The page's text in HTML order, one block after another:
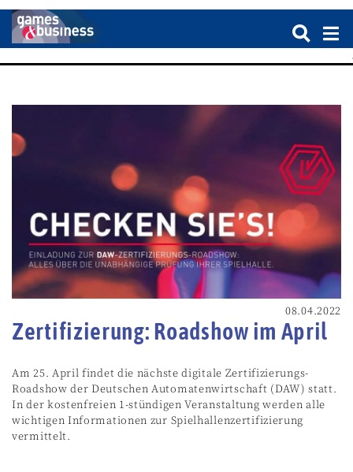
08.04.2022
Zertifizierung: Roadshow im April
Am 25. April findet die nächste digitale Zertifizierungs-
Roadshow der Deutschen Automatenwirtschaft (DAW) statt.
In der kostenfreien 1-stündigen Veranstaltung werden alle
wichtigen Informationen zur Spielhallenzertifizierung
vermittelt.